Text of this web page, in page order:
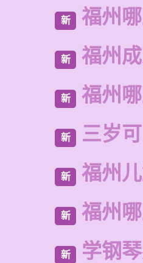
新 福州
新 福州
新 福州
新 三岁
新 福州
新 福州
新 学钢